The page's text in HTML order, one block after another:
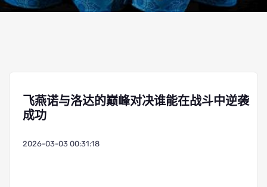
飞燕诺与洛达的巅峰对决谁能在战斗中逆袭
成功
2026-03-03 00:31:18